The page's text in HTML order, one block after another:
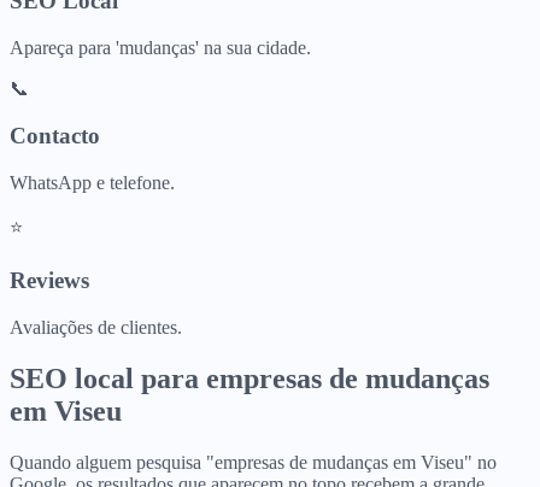
Apareça para 'mudanças' na sua cidade.
📞
Contacto
WhatsApp e telefone.
⭐
Reviews
Avaliações de clientes.
SEO local para empresas de mudanças
em Viseu
Quando alguem pesquisa "empresas de mudanças em Viseu" no